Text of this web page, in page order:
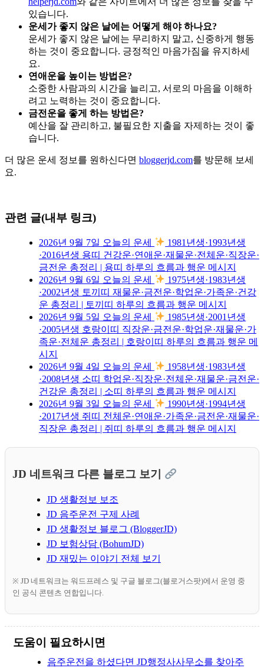
있습니다.
운세가 좋지 않은 날에는 어떻게 해야 하나요?
운세가 좋지 않은 날에는 무리하지 말고, 신중하게 행동
하는 것이 중요합니다. 긍정적인 마음가짐을 유지하세
요.
연애운을 높이는 방법은?
소중한 사람과의 시간을 늘리고, 서로의 마음을 이해하
려고 노력하는 것이 중요합니다.
금전운을 좋게 하는 방법은?
예산을 잘 관리하고, 불필요한 지출을 자제하는 것이 좋
습니다.
더 많은 운세 정보를 원하신다면 bloggerjd.com를 방문해 보세
요.
관련 글(내부 링크)
2026년 9월 7일 오늘의 운세
1981년생·1993년생
·2016년생 용띠 건강운·연애운·재물운·전체운·직장운·
금전운 총정리 | 용띠 하루의 흐름과 행운 메시지
2026년 9월 6일 오늘의 운세
1975년생·1983년생
·2002년생 토끼띠 재물운·금전운·학업운·가족운·건강
운 총정리 | 토끼띠 하루의 흐름과 행운 메시지
2026년 9월 5일 오늘의 운세
1985년생·2001년생
·2005년생 호랑이띠 직장운·금전운·학업운·재물운·가
족운·전체운 총정리 | 호랑이띠 하루의 흐름과 행운 메
시지
2026년 9월 4일 오늘의 운세
1958년생·1983년생
·2008년생 소띠 학업운·직장운·전체운·재물운·금전운·
건강운 총정리 | 소띠 하루의 흐름과 행운 메시지
2026년 9월 3일 오늘의 운세
1990년생·1994년생
·2017년생 쥐띠 전체운·연애운·가족운·금전운·재물운·
직장운 총정리 | 쥐띠 하루의 흐름과 행운 메시지
JD 네트워크 다른 블로그 보기
JD 생활정보 보조
JD 음주운전 구제 사례
JD 생활정보 블로그 (BloggerJD)
JD 보험상담 (BohumJD)
JD 재밌는 이야기 전체 보기
※ JD 네트워크는 워드프레스 및 구글 블로그(블로거스팟)에서 운영 중
인 공식 콘텐츠 연합입니다.
도움이 필요하시면
음주운전을 하셨다면 JD행정사사무소를 찾아주